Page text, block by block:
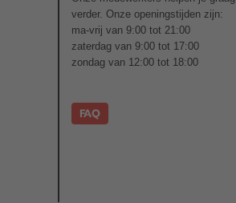
verder. Onze openingstijden zijn:
ma-vrij van 9:00 tot 21:00
zaterdag van 9:00 tot 17:00
zondag van 12:00 tot 18:00
FAQ